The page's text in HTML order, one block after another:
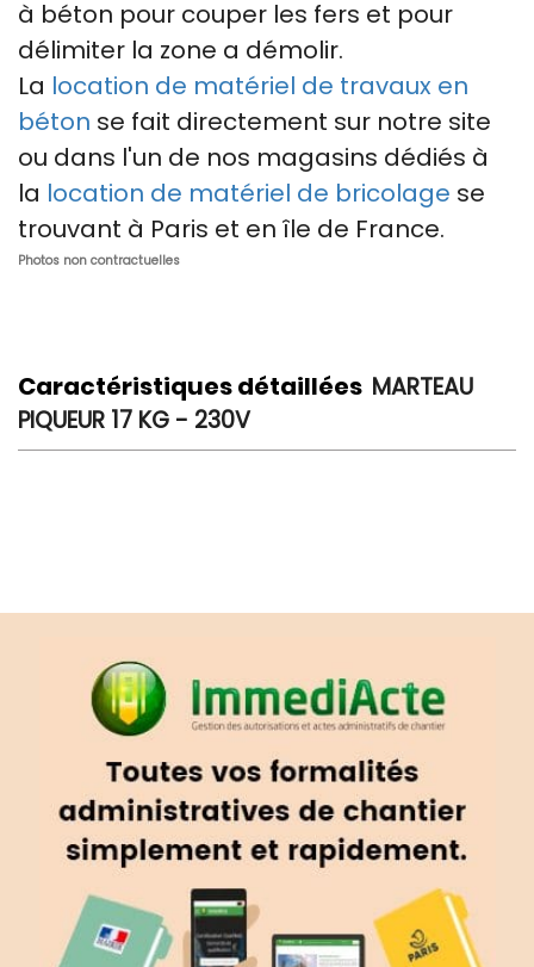
à béton pour couper les fers et pour
délimiter la zone a démolir.
La location de matériel de travaux en
béton se fait directement sur notre site
ou dans l'un de nos magasins dédiés à
la location de matériel de bricolage se
trouvant à Paris et en île de France.
Photos non contractuelles
Caractéristiques détaillées MARTEAU
PIQUEUR 17 KG - 230V